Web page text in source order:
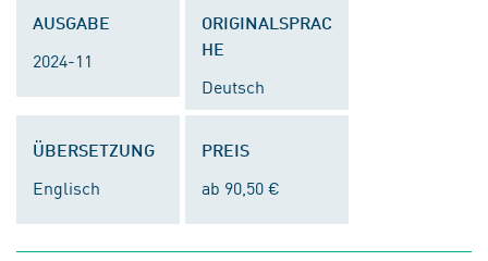
AUSGABE
2024-11
ORIGINALSPRAC
HE
Deutsch
ÜBERSETZUNG
Englisch
PREIS
ab 90,50 €